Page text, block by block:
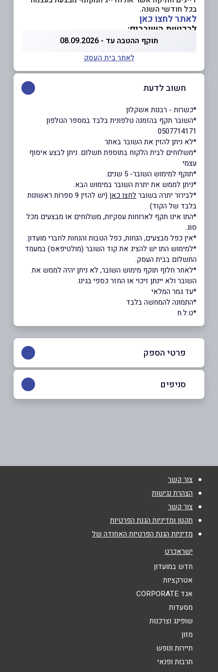
בכל חודשי השנה.
לאתר לחצו כאן
לרכישת השוברים:
תוקף ההטבה עד - 08.09.2026
לאתר בית העסק
חשוב לדעת
*כשרות - רבנות אשקלון
*השובר תקף בהזמנה טלפונית בלבד במספר הטלפון
0507714171
*לא ניתן להזין את השובר באתר
*משלוחים לבית הלקוח בתוספת תשלום. ניתן לבצע איסוף
עצמי
*תוקף למימוש השובר- 5 שנים.
*ניתן לממש את יתרת השובר במימוש הבא.
*לבירור יתרה בשוברלחצו כאן
(יש להזין 9 ספרות ראשונות
בלבד של הקוד)
*התו אינו תקף לארוחות עסקיות, משלוחים או מבצעים מכל
סוג.
*אין כפל מבצעים, הנחות, כפל הטבות והנחות לחברי מועדון.
*למימוש התו יש להציג את קוד השובר (מולטיפאס) במעמד
התשלום בבית העסק.
*לאחר חלוף תוקף מימוש השובר, לא ניתן יהיה לממש את
השובר ולא יינתן זיכוי או החזר כספי בגינו.
*עד גמר המלאי
*התמונה להמחשה בלבד
*ט.ל.ח
פרטי הספק
באתר
טלפון*
אנא חזרו אלי בקשר ל...
הודעה
סניפים
צור קשר
הצהרת נגישות
צור קשר
תקנון ומדיניות הגנת הפרטיות
מדיניות הגנת הפרטיות האחודה של
ישראכרט
חדש במועדון
אטרקציות
אגד CORPORATE
מסעדות
שופינג וצרכנות
מזון
תיירות ונופש
תרבות ופנאי